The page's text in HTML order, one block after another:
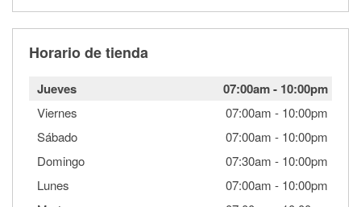
Horario de tienda
Jueves 07:00am- 10:00pm
Viernes 07:00am - 10:00pm
Sábado
07:00am - 10:00pm
Domingo
07:30am - 10:00pm
Lunes
07:00am - 10:00pm